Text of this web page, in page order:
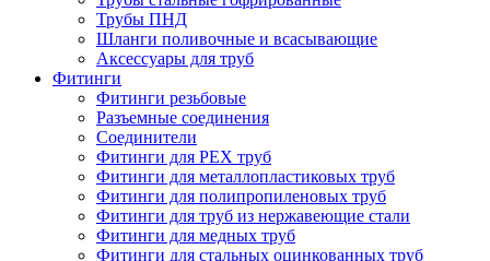
Трубы ПНД
Шланги поливочные и всасывающие
Аксессуары для труб
Фитинги
Фитинги резьбовые
Разъемные соединения
Соединители
Фитинги для PEX труб
Фитинги для металлопластиковых труб
Фитинги для полипропиленовых труб
Фитинги для труб из нержавеющие стали
Фитинги для медных труб
Фитинги для стальных оцинкованных труб